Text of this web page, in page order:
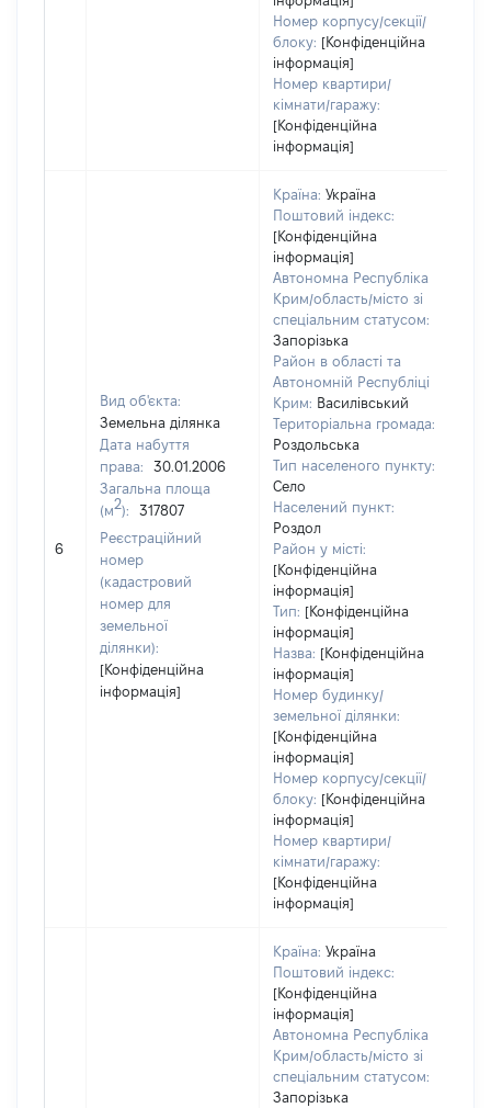
Номер корпусу/секції/
блоку: [Конфіденційна
інформація]
Номер квартири/
кімнати/гаражу:
[Конфіденційна
інформація]
6
Вид об'єкта:
Земельна ділянка
Дата набуття
права:
30.01.2006
Загальна площа
(м2):
317807
Реєстраційний
номер
(кадастровий
номер для
земельної
ділянки):
[Конфіденційна
інформація]
Країна: Україна
Поштовий індекс:
[Конфіденційна
інформація]
Автономна Республіка
Крим/область/місто зі
спеціальним статусом:
Запорізька
Район в області та
Автономній Республіці
Крим: Василівський
Територіальна громада:
Роздольська
Тип населеного пункту:
Село
Населений пункт:
Роздол
Район у місті:
[Конфіденційна
інформація]
Тип: [Конфіденційна
інформація]
Назва: [Конфіденційна
інформація]
Номер будинку/
земельної ділянки:
[Конфіденційна
інформація]
Номер корпусу/секції/
блоку: [Конфіденційна
інформація]
Номер квартири/
кімнати/гаражу:
[Конфіденційна
інформація]
Країна: Україна
Поштовий індекс:
[Конфіденційна
інформація]
Автономна Республіка
Крим/область/місто зі
спеціальним статусом:
Запорізька